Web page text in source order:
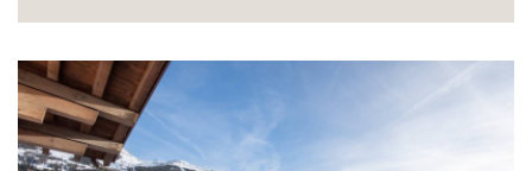
International